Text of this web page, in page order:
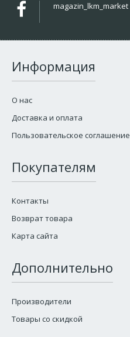
magazin_lkm_market
Информация
О нас
Доставка и оплата
Пользовательское соглашение
Покупателям
Контакты
Возврат товара
Карта сайта
Дополнительно
Производители
Товары со скидкой